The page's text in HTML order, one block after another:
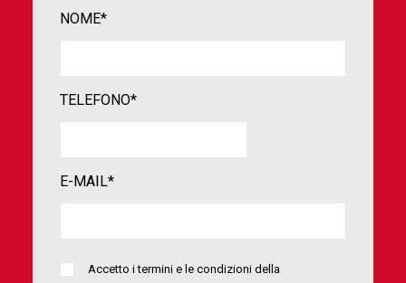
NOME*
TELEFONO*
E-MAIL*
Accetto i termini e le condizioni della